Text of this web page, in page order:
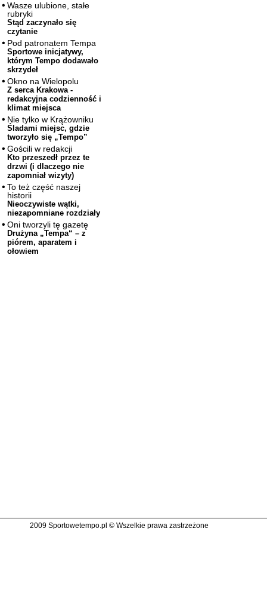
Wasze ulubione, stałe
rubryki
Stąd zaczynało się
czytanie
Pod patronatem Tempa
Sportowe inicjatywy,
którym Tempo dodawało
skrzydeł
Okno na Wielopolu
Z serca Krakowa -
redakcyjna codzienność i
klimat miejsca
Nie tylko w Krążowniku
Śladami miejsc, gdzie
tworzyło się „Tempo”
Gościli w redakcji
Kto przeszedł przez te
drzwi (i dlaczego nie
zapomniał wizyty)
To też część naszej
historii
Nieoczywiste wątki,
niezapomniane rozdziały
Oni tworzyli tę gazetę
Drużyna „Tempa“ – z
piórem, aparatem i
ołowiem
2009 Sportowetempo.pl © Wszelkie prawa zastrzeżone